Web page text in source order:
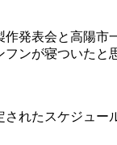
発表会と高陽
ンが寝ついた
れたスケジュ